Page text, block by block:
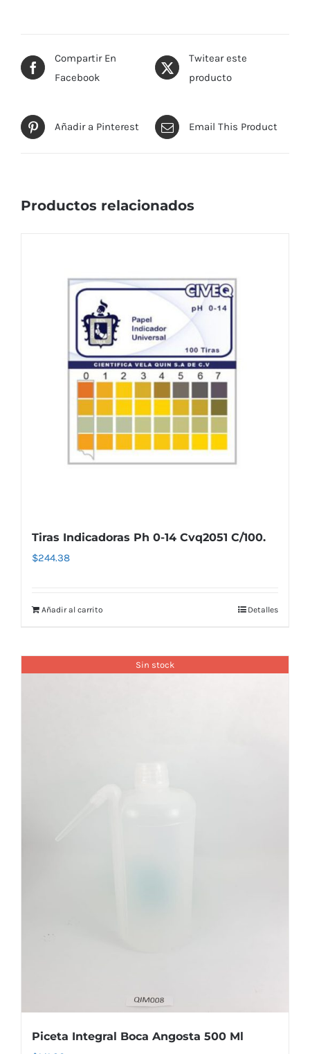
Compartir En
Facebook
Twitear este
producto
Añadir a Pinterest Email This Product
Productos relacionados
Tiras Indicadoras Ph 0-14 Cvq2051 C/100.
$244.38
Añadir al carrito Detalles
Sin stock
Piceta Integral Boca Angosta 500 Ml